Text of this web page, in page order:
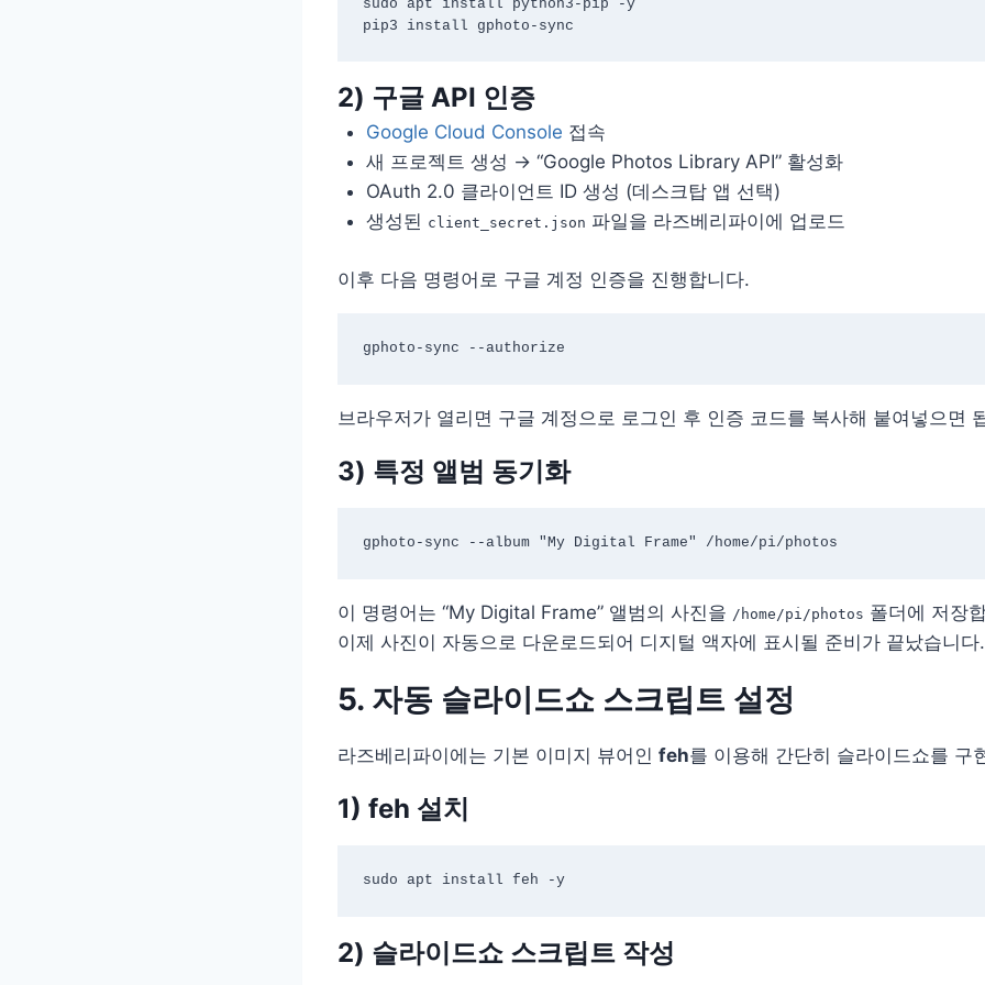
sudo apt install python3-pip -y
2) 구글 API 인증
Google Cloud Console 접속
새 프로젝트 생성 → “Google Photos Library API” 활성화
OAuth 2.0 클라이언트 ID 생성 (데스크탑 앱 선택)
생성된 client_secret.json 파일을 라즈베리파이에 업로드
이후 다음 명령어로 구글 계정 인증을 진행합니다.
브라우저가 열리면 구글 계정으로 로그인 후 인증 코드를 복사해 붙여넣으면
3) 특정 앨범 동기화
이 명령어는 “My Digital Frame” 앨범의 사진을 /home/pi/photos 폴더에 저장
이제 사진이 자동으로 다운로드되어 디지털 액자에 표시될 준비가 끝났습니다.
5. 자동 슬라이드쇼 스크립트 설정
라즈베리파이에는 기본 이미지 뷰어인 feh를 이용해 간단히 슬라이드쇼를 구
1) feh 설치
sudo apt install feh -y
2) 슬라이드쇼 스크립트 작성